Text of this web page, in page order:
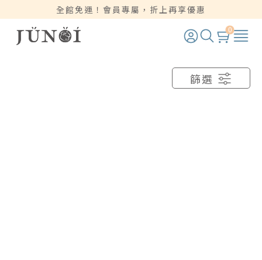
全館免運！會員專屬，折上再享優惠
0
篩選